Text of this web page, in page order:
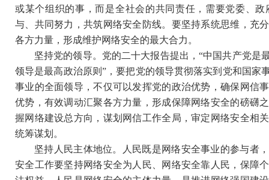
或某个组织的事，而是全社会的共同责任，需要党委、
与、共同努力，共筑网络安全防线。要坚持系统思维，充
各方力量，形成维护网络安全的最大合力。
坚持党的领导。党的二十大报告提出，“中国共产党是
领导是最高政治原则”，要把党的领导贯彻落实到党和国家
事业的全面领导，不仅可以发挥党的政治优势，确保网信
优势，有效调动汇聚各方力量，形成保障网络安全的磅礴
握网络建设总方向，谋划网信工作全局，审定网络安全相
统筹谋划。
坚持人民主体地位。人民既是网络安全事业的参与者
安全工作要坚持网络安全为人民、网络安全靠人民，保障